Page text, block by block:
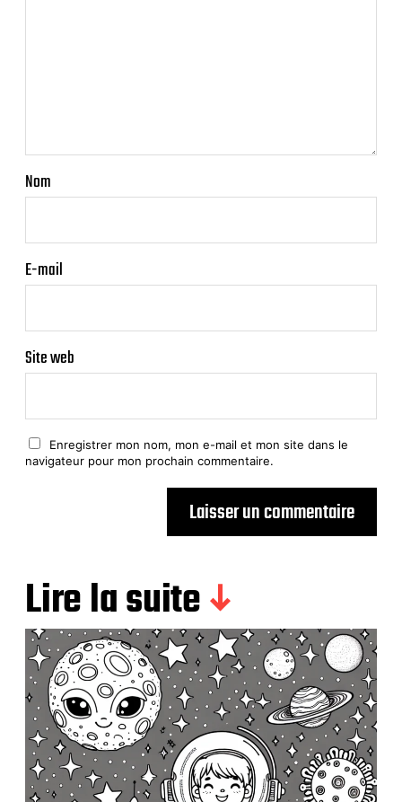
Nom
E-mail
Site web
Enregistrer mon nom, mon e-mail et mon site dans le
navigateur pour mon prochain commentaire.
Lire la suite